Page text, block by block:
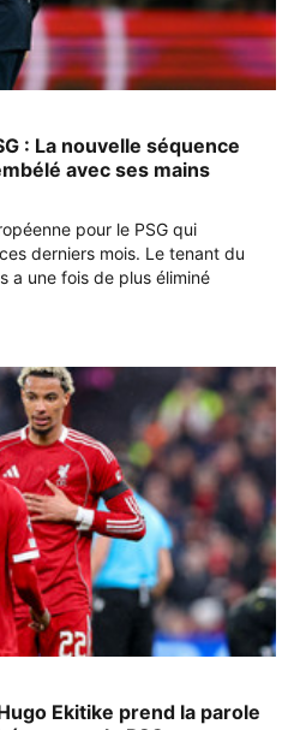
: La nouvelle séquence
avec ses mains
pour le PSG qui
derniers mois. Le tenant du
a une fois de plus éliminé
Ekitike prend la parole